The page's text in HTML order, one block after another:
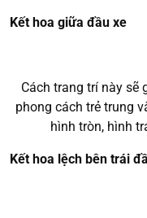
Kết hoa giữa đầu xe
Cách trang trí này sẽ
phong cách trẻ trung
hình tròn, hình
Kết hoa lệch bên trái